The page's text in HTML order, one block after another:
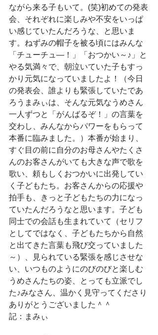
ながら来る子もいて。(笑)初めての発表
会、それぞれに楽しみや不安をいっぱ
い感じていたんだろうな、と思いま
す。ねずみの帽子を被る頃にはみんな
「チューチュ―！」「おつかい～♪」と
やる気満々で、朝泣いていた子もすっ
かり元気になっていましたよ！（今日
の発表会、誰よりも緊張していたであ
ろうまみぃは、そんな元気なうめさん
一人ずつと「がんばるぞ！」の言葉を
交わし、みんなからパワーをもらって
本番に臨みました。）本番が始まり、
すぐ目の前に自分のお母さんやたくさ
んのお客さんがいても大きな声で歌を
歌い、頼もしくおつかいに出発してい
く子どもたち。お客さんからの応援や
拍手も、きっと子どもたちの力になっ
ていたんだろうなと思います。子ども
同士での会話も生まれていて（セリフ
としてではなく、子どもたちから自然
と出てきた言葉も飛び交っていました
～）、見られている緊張を感じさせな
い、いつものようにのびのびと楽しむ
うめさんたちの姿、とっても立派でし
た♪みなさん、温かく見守ってくださり
ありがとうございました＾＾
記：まみぃ